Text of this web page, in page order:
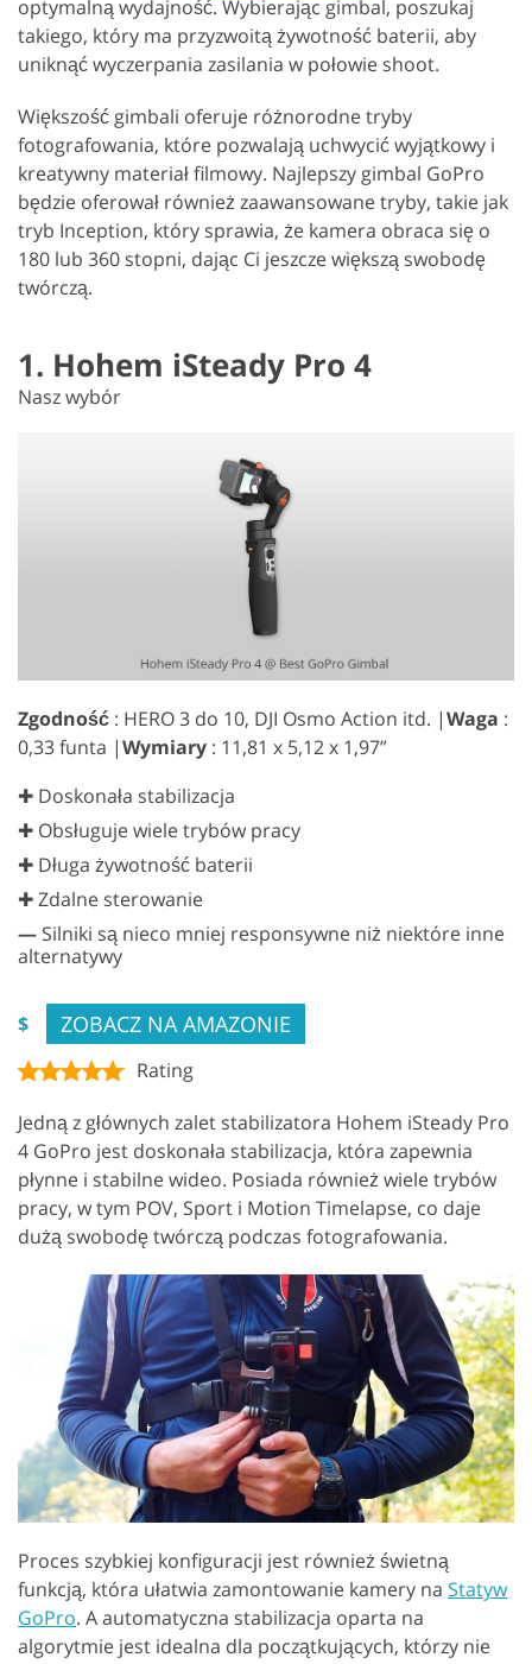
optymalną wydajność. Wybierając gimbal, poszukaj
takiego, który ma przyzwoitą żywotność baterii, aby
uniknąć wyczerpania zasilania w połowie shoot.
Większość gimbali oferuje różnorodne tryby
fotografowania, które pozwalają uchwycić wyjątkowy i
kreatywny materiał filmowy. Najlepszy gimbal GoPro
będzie oferował również zaawansowane tryby, takie jak
tryb Inception, który sprawia, że kamera obraca się o
180 lub 360 stopni, dając Ci jeszcze większą swobodę
twórczą.
1. Hohem iSteady Pro 4
Nasz wybór
Zgodność : HERO 3 do 10, DJI Osmo Action itd. |Waga :
0,33 funta |Wymiary : 11,81 x 5,12 x 1,97”
✚ Doskonała stabilizacja
✚ Obsługuje wiele trybów pracy
✚ Długa żywotność baterii
✚ Zdalne sterowanie
— Silniki są nieco mniej responsywne niż niektóre inne
alternatywy
$ ZOBACZ NA AMAZONIE
Rating
Jedną z głównych zalet stabilizatora Hohem iSteady Pro
4 GoPro jest doskonała stabilizacja, która zapewnia
płynne i stabilne wideo. Posiada również wiele trybów
pracy, w tym POV, Sport i Motion Timelapse, co daje
dużą swobodę twórczą podczas fotografowania.
Proces szybkiej konfiguracji jest również świetną
funkcją, która ułatwia zamontowanie kamery na Statyw
GoPro. A automatyczna stabilizacja oparta na
algorytmie jest idealna dla początkujących, którzy nie